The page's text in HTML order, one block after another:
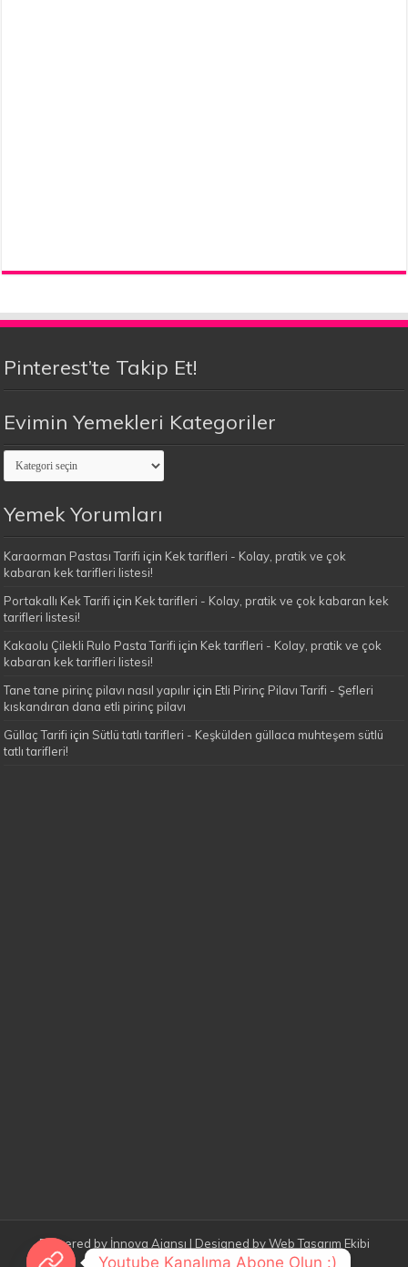
Pinterest’te Takip Et!
Evimin Yemekleri Kategoriler
Evimin
Yemekleri
Kategoriler
Yemek Yorumları
Karaorman Pastası Tarifi için Kek tarifleri - Kolay, pratik ve çok
kabaran kek tarifleri listesi!
Portakallı Kek Tarifi için Kek tarifleri - Kolay, pratik ve çok kabaran kek
tarifleri listesi!
Kakaolu Çilekli Rulo Pasta Tarifi için Kek tarifleri - Kolay, pratik ve çok
kabaran kek tarifleri listesi!
Tane tane pirinç pilavı nasıl yapılır için Etli Pirinç Pilavı Tarifi - Şefleri
kıskandıran dana etli pirinç pilavı
Güllaç Tarifi için Sütlü tatlı tarifleri - Keşkülden güllaca muhteşem sütlü
tatlı tarifleri!
Powered by İnnova Ajansı | Designed byWeb Tasarım Ekibi
Youtube Kanalıma Abone Olun :)